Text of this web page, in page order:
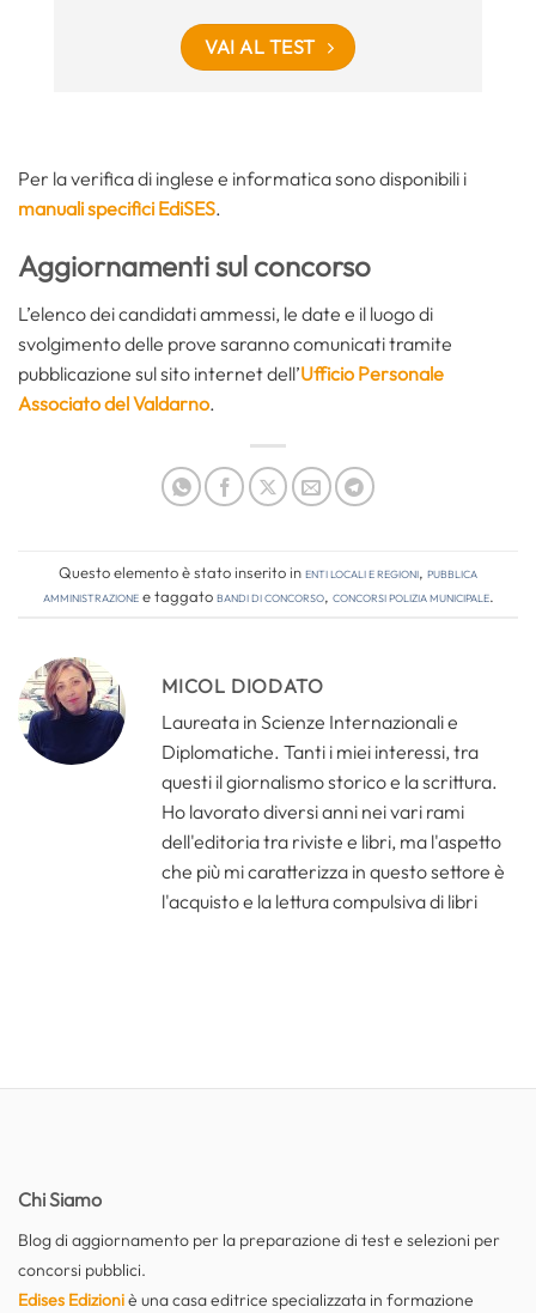
VAI AL TEST
Per la verifica di inglese e informatica sono disponibili i
manuali specifici EdiSES.
Aggiornamenti sul concorso
L’elenco dei candidati ammessi, le date e il luogo di
svolgimento delle prove saranno comunicati tramite
pubblicazione sul sito internet dell’Ufficio Personale
Associato del Valdarno.
Questo elemento è stato inserito inEnti locali e regioni, Pubblica
amministrazionee taggatobandi di concorso, concorsi polizia municipale.
MICOL DIODATO
Laureata in Scienze Internazionali e
Diplomatiche. Tanti i miei interessi, tra
questi il giornalismo storico e la scrittura.
Ho lavorato diversi anni nei vari rami
dell'editoria tra riviste e libri, ma l'aspetto
che più mi caratterizza in questo settore è
l'acquisto e la lettura compulsiva di libri
Chi Siamo
Blog di aggiornamento per la preparazione di test e selezioni per
concorsi pubblici.
Edises Edizioniè una casa editrice specializzata in formazione